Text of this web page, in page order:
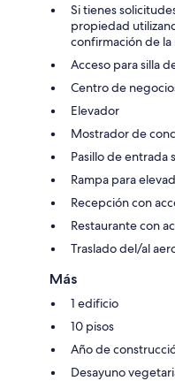
Si tienes
propiedad
confirmación de la
Acceso para silla
Centro de
Elevador
Mostrador de
Pasillo de entrada
Rampa para
Recepción con
Restaurante con
Traslado del/al
Más
1 edificio
10 pisos
Año de
Desayuno